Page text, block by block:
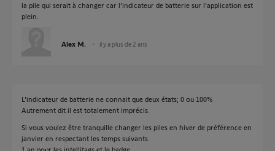
la pile qui serait à changer car l’indicateur de batterie sur l’application est
plein.
Alex M. il y a plus de 2 ans
L'indicateur de batterie ne connait que deux états; 0 ou 100%
Autrement dit il est totalement imprécis.
Si vous voulez être tranquille changer les piles en hiver de préférence en
janvier en respectant les temps suivants
1 an pour les intellitags et le badge